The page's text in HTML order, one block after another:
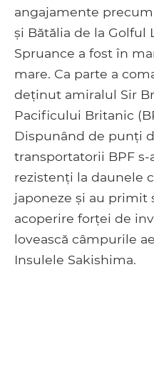
angajamente
și Bătălia de la Golful
Spruance a fost în
mare. Ca parte a
deținut amiralul Sir
Pacificului Britanic
Dispunând de punți
transportatorii BPF
rezistenți la daunele
japoneze și au primit
acoperire forței de
lovească câmpurile
Insulele Sakishima.